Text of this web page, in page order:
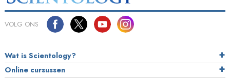
VOLG ONS
Wat is Scientology?
Online cursussen